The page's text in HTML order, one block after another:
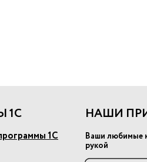
1С
1С
НАШИ
Ваши любимые
рукой